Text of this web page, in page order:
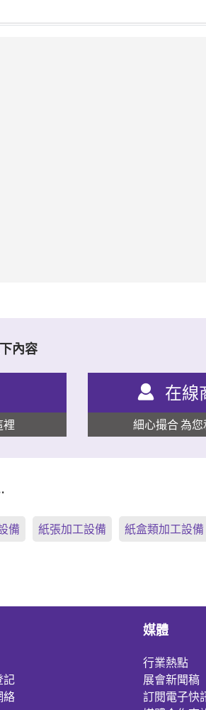
內容
裡
在線
細心撮合 為
備 紙張加工設備 紙盒類加工設備
記
絡
媒體
行業熱點
展會新聞稿
訂閱電子快